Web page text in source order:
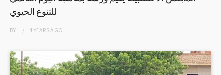
للتنوع الحيوي
BY 4 YEARSAGO